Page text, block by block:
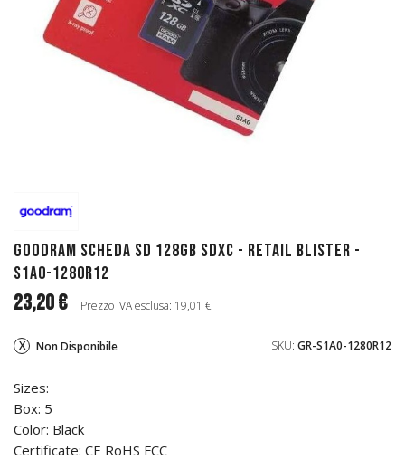
GoodRAM Scheda SD 128GB SDXC - retail blister -
S1A0-1280R12
23,20 € Prezzo IVA esclusa: 19,01 €
Non Disponibile SKU: GR-S1A0-1280R12
Sizes:
Box: 5
Color: Black
Certificate: CE RoHS FCC